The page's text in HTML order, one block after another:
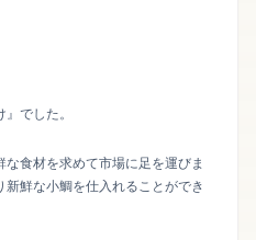
でした。
食材を求めて市場に足を運びま
鮮な小鯛を仕入れることができ